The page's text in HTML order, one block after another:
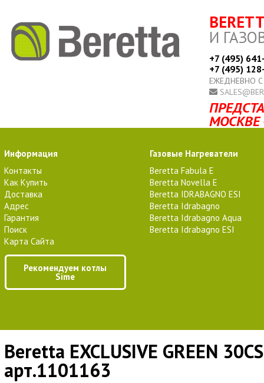
И
+7 (495)
+7 (495)
ЕЖЕДНЕВНО
МОСКВЕ
Информация
Контакты
Как Купить
Доставка
Адрес
Гарантия
Поиск
Карта Сайта
Рекомендуем котлы
Sime
Газовые Нагреватели
Beretta Fabula E
Beretta Novella E
Beretta IDRABAGNO ESI
Beretta Idrabagno
Beretta Idrabagno Aqua
Beretta Idrabagno ESI
Beretta EXCLUSIVE GREEN
арт.1101163